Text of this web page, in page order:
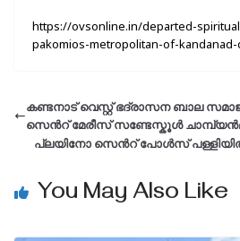
https://ovsonline.in/departed-
pakomios-metropolitan-of-
കണ്ടനാട് വെസ്റ്റ് ഭദ്രാസന ബാല
സെന്‍റ് മേരീസ് സണ്ടേസ്കൂൾ
പ്ലയിനോ സെന്‍റ് പോൾസ്
You May Also Like